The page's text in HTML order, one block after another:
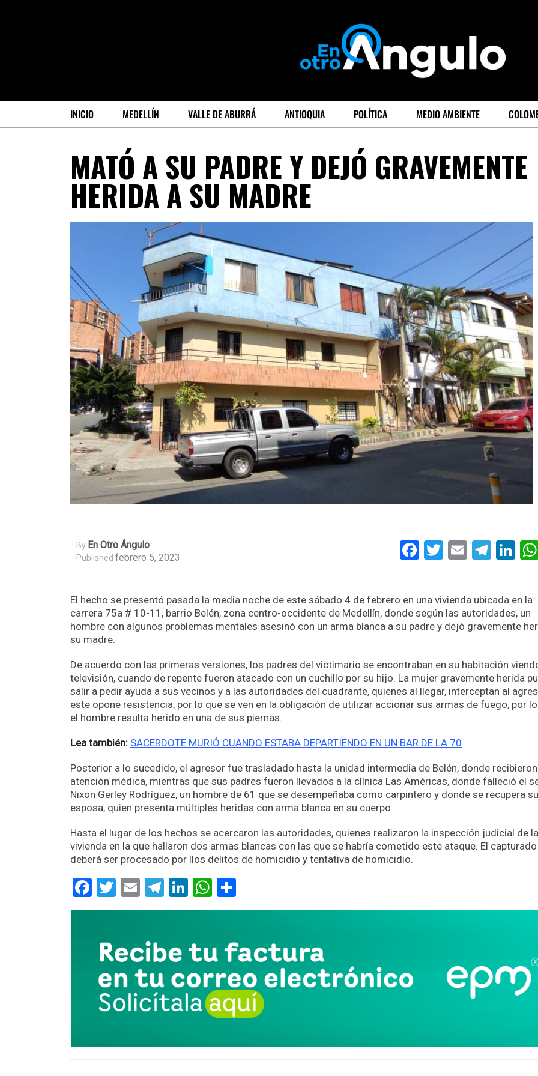
INICIO MEDELLÍN VALLE DE ABURRÁ ANTIOQUIA POLÍTICA MEDIO AMBIENTE
MATÓ A SU PADRE Y DEJÓ GRAVEMENTE
HERIDA A SU MADRE
By En Otro Ángulo
Published febrero 5, 2023 Facebook
Twitter
Email
El hecho se presentó pasada la media noche de este sábado 4 de febrero en una vivienda ubicada en la
carrera 75a # 10-11, barrio Belén, zona centro-occidente de Medellín, donde según las autoridades, un
hombre con algunos problemas mentales asesinó con un arma blanca a su padre y dejó gravemente
su madre.
De acuerdo con las primeras versiones, los padres del victimario se encontraban en su habitación
televisión, cuando de repente fueron atacado con un cuchillo por su hijo. La mujer gravemente herida
salir a pedir ayuda a sus vecinos y a las autoridades del cuadrante, quienes al llegar, interceptan al
este opone resistencia, por lo que se ven en la obligación de utilizar accionar sus armas de fuego, por
el hombre resulta herido en una de sus piernas.
Lea también: SACERDOTE MURIÓ CUANDO ESTABA DEPARTIENDO EN UN BAR DE LA 70
Posterior a lo sucedido, el agresor fue trasladado hasta la unidad intermedia de Belén, donde recibieron
atención médica, mientras que sus padres fueron llevados a la clínica Las Américas, donde falleció el
Nixon Gerley Rodríguez, un hombre de 61 que se desempeñaba como carpintero y donde se recupera su
esposa, quien presenta múltiples heridas con arma blanca en su cuerpo.
Hasta el lugar de los hechos se acercaron las autoridades, quienes realizaron la inspección judicial de la
vivienda en la que hallaron dos armas blancas con las que se habría cometido este ataque. El capturado
deberá ser procesado por llos delitos de homicidio y tentativa de homicidio.
Facebook
Twitter
EmailTelegram
LinkedIn
WhatsApp